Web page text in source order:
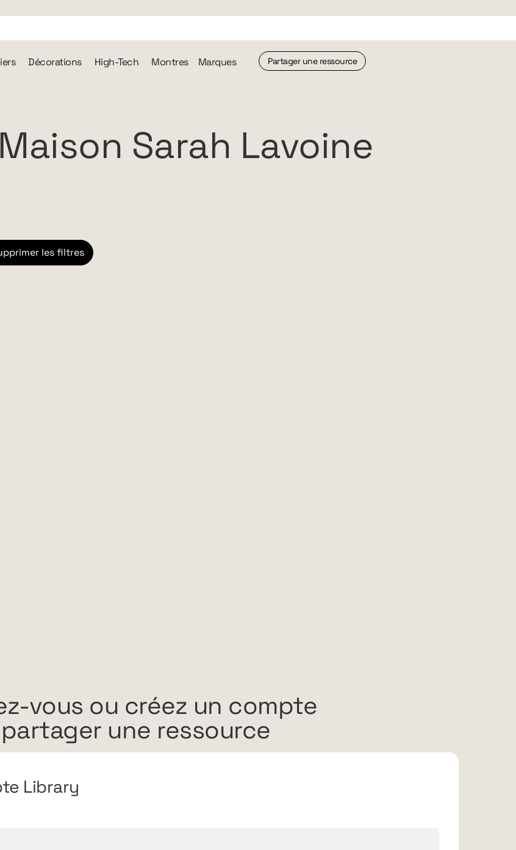
Décorations High-Tech Montres Marques Partager une ressource
Maison Sarah Lavoine
les filtres
vous ou créez un compte
une ressource
Library